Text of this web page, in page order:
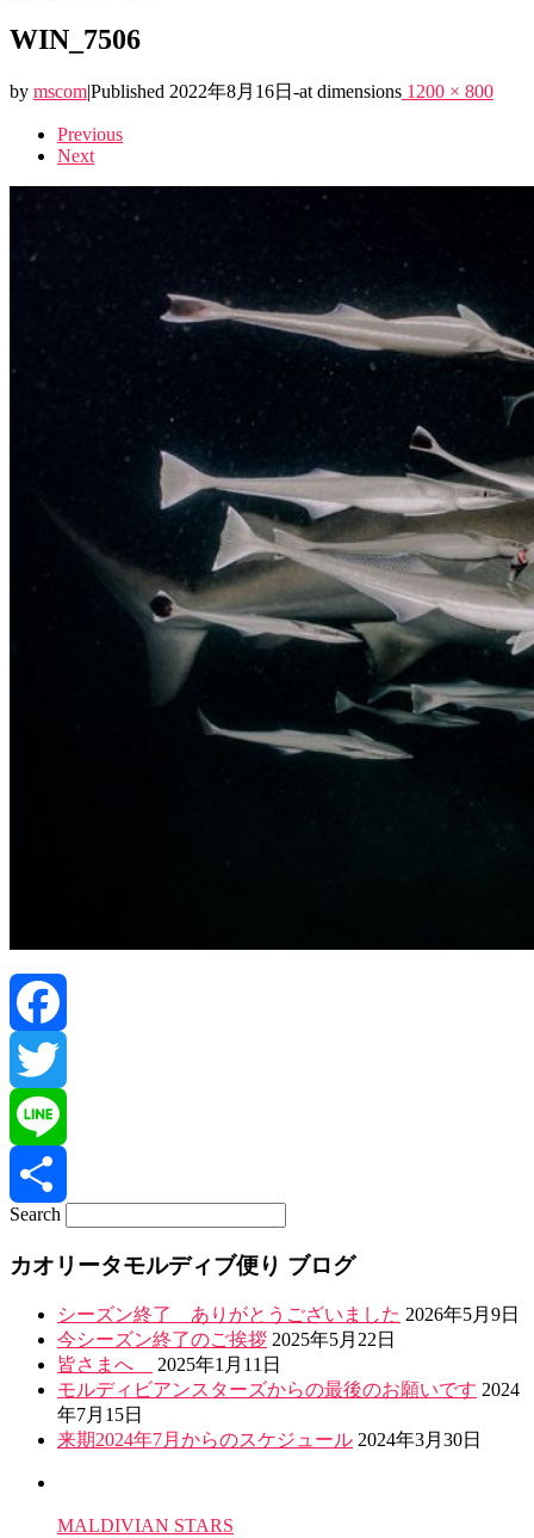
WIN_7506
by mscom|Published 2022年8月16日 -at dimensions 1200 × 800
Images
navigation
Previous
Next
Facebook
Twitter
Line
Search
カオリータモルディブ便り ブログ
シーズン終了 ありがとうございました 2026年5月9日
今シーズン終了のご挨拶 2025年5月22日
皆さまへ
2025年1月11日
モルディビアンスターズからの最後のお願いです 2024
年7月15日
来期2024年7月からのスケジュール 2024年3月30日
MALDIVIAN STARS